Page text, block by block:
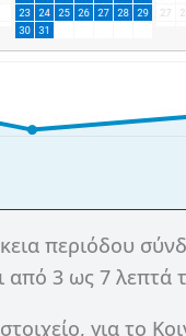
περιόδου
από 3 ως 7 λεπτά
για το